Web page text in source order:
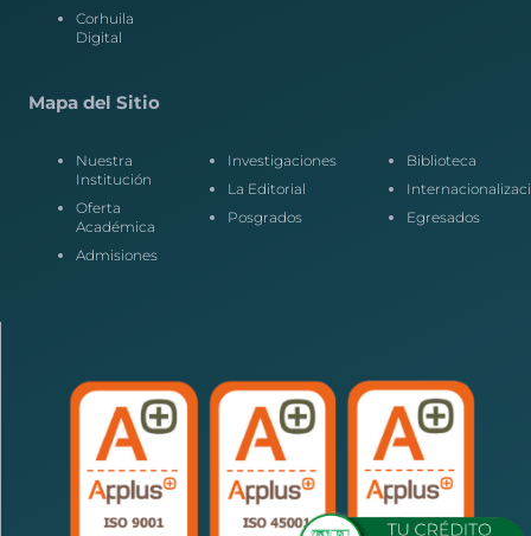
Corhuila
Digital
Mapa del Sitio
Nuestra
Institución
Oferta
Académica
Admisiones
Investigaciones
La Editorial
Posgrados
Biblioteca
Egresados